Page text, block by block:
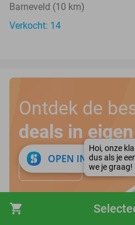
shopping_cart
Barneveld (10 km)
Verkocht: 14
Ontdek de
deals in
Bekijk hier
OPEN IN APP close